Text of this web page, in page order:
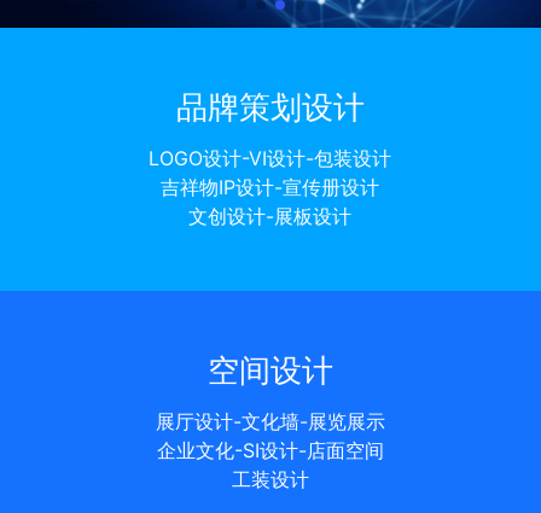
品牌策划设计
LOGO设计-VI设计-包装设计
吉祥物IP设计-宣传册设计
文创设计-展板设计
空间设计
展厅设计-文化墙-展览展示
企业文化-SI设计-店面空间
工装设计